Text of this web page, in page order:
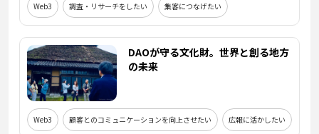
Web3 調査・リサーチをしたい 集客につなげたい
DAOが守る文化財。世界と創る地方
の未来
Web3 顧客とのコミュニケーションを向上させたい 広報に活かしたい